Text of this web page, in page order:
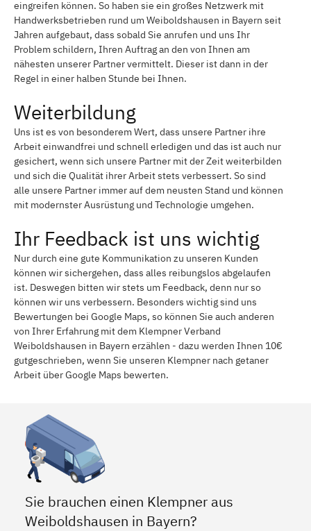
eingreifen können. So haben sie ein großes Netzwerk mit
Handwerksbetrieben rund um Weiboldshausen in Bayern seit
Jahren aufgebaut, dass sobald Sie anrufen und uns Ihr
Problem schildern, Ihren Auftrag an den von Ihnen am
nähesten unserer Partner vermittelt. Dieser ist dann in der
Regel in einer halben Stunde bei Ihnen.
Weiterbildung
Uns ist es von besonderem Wert, dass unsere Partner ihre
Arbeit einwandfrei und schnell erledigen und das ist auch nur
gesichert, wenn sich unsere Partner mit der Zeit weiterbilden
und sich die Qualität ihrer Arbeit stets verbessert. So sind
alle unsere Partner immer auf dem neusten Stand und können
mit modernster Ausrüstung und Technologie umgehen.
Ihr Feedback ist uns wichtig
Nur durch eine gute Kommunikation zu unseren Kunden
können wir sichergehen, dass alles reibungslos abgelaufen
ist. Deswegen bitten wir stets um Feedback, denn nur so
können wir uns verbessern. Besonders wichtig sind uns
Bewertungen bei Google Maps, so können Sie auch anderen
von Ihrer Erfahrung mit dem Klempner Verband
Weiboldshausen in Bayern erzählen - dazu werden Ihnen 10€
gutgeschrieben, wenn Sie unseren Klempner nach getaner
Arbeit über Google Maps bewerten.
Sie brauchen einen Klempner aus
Weiboldshausen in Bayern?